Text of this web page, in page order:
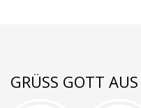
GRÜSS GOTT AUS